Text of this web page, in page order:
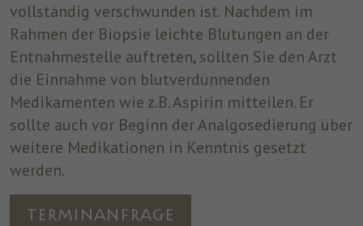
vollständig verschwunden ist. Nachdem im
Rahmen der Biopsie leichte Blutungen an der
Entnahmestelle auftreten, sollten Sie den Arzt
die Einnahme von blutverdünnenden
Medikamenten wie z.B. Aspirin mitteilen. Er
sollte auch vor Beginn der Analgosedierung über
weitere Medikationen in Kenntnis gesetzt
werden.
Terminanfrage
Zweck
indem es das Nutzerverhalten im gesamten
Web auf Websites verfolgt, die über das
Facebook-Pixel oder das Facebook Social
Plugin verfügen.